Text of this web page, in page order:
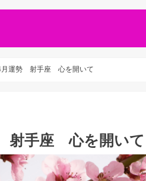
月運勢 射手座 心を開いて
射手座 心を開いて